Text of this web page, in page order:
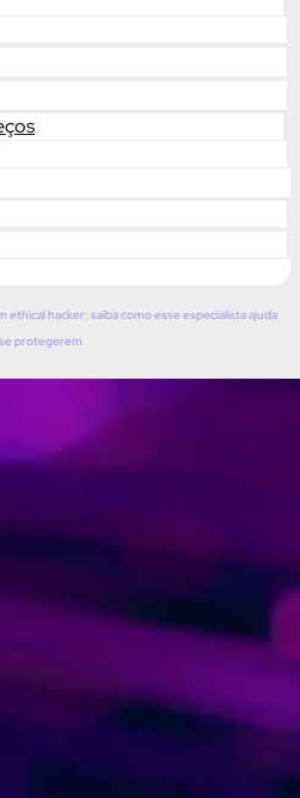
ethical hacker: saiba como esse especialista ajuda
protegerem